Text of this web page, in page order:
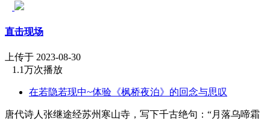
直击现场
上传于 2023-08-30
1.1万次播放
在若隐若现中~体验《枫桥夜泊》的回念与思叹
唐代诗人张继途经苏州寒山寺，写下千古绝句：“月落乌啼霜